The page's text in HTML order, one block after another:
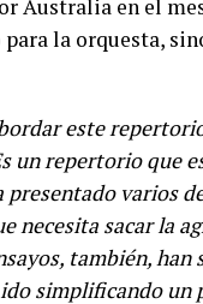
Australia en el
la orquesta,
este
un repertorio que
varios
necesita sacar la
también, han
simplificando un